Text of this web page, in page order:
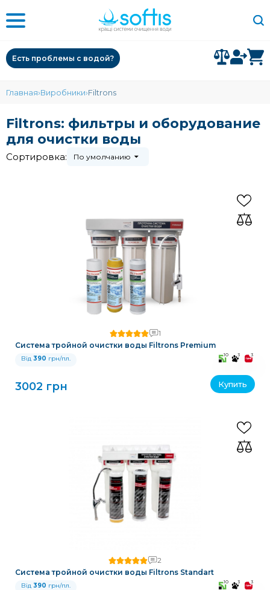
Есть проблемы с водой?
Главная Виробники Filtrons
Filtrons: фильтры и оборудование
для очистки воды
Сортировка: По умолчанию
1
Система тройной очистки воды Filtrons Premium
Від 390 грн/пл. 10 3 3
3002 грн Купить
2
Система тройной очистки воды Filtrons Standart
Від 390 грн/пл. 10 3 3